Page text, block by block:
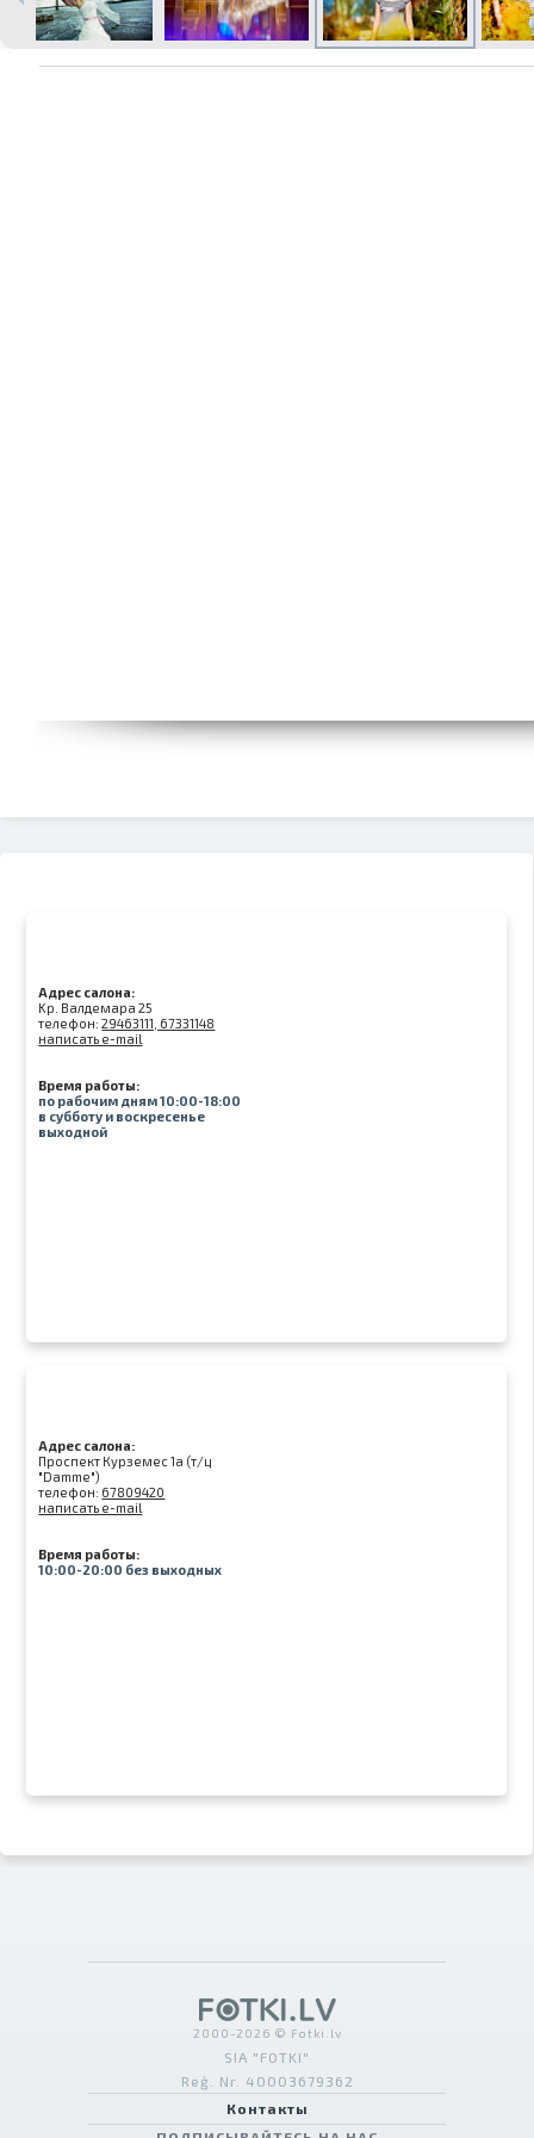
Адрес салона:
Kр. Валдемара 25
телефон:29463111, 67331148
написать e-mail
Время работы:
по рабочим дням 10:00-18:00
в субботу и воскресенье
выходной
Адрес салона:
Проспект Курземес 1а (т/ц
"Damme")
телефон: 67809420
написать e-mail
Время работы:
10:00-20:00 без выходных
2000-2026 © Fotki.lv
SIA "FOTKI"
Reģ. Nr. 40003679362
Контакты